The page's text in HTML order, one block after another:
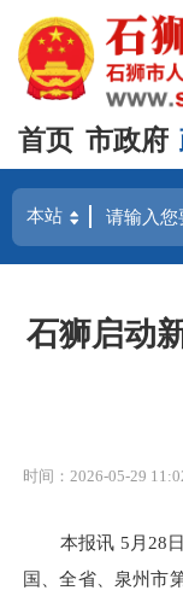
首页 市政府
石狮启动
时间：2026-05-29
本报讯 5月28日
国、全省、泉州市